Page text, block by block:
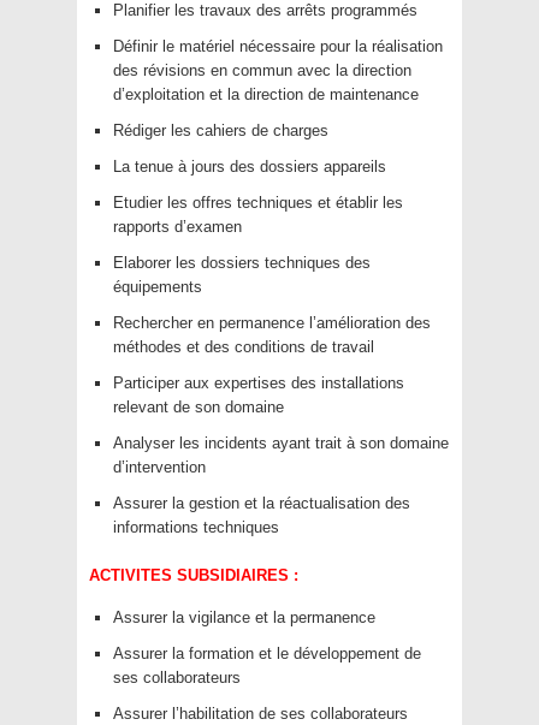
Planifier les travaux des arrêts programmés
Définir le matériel nécessaire pour la réalisation
des révisions en commun avec la direction
d’exploitation et la direction de maintenance
Rédiger les cahiers de charges
La tenue à jours des dossiers appareils
Etudier les offres techniques et établir les
rapports d’examen
Elaborer les dossiers techniques des
équipements
Rechercher en permanence l’amélioration des
méthodes et des conditions de travail
Participer aux expertises des installations
relevant de son domaine
Analyser les incidents ayant trait à son domaine
d’intervention
Assurer la gestion et la réactualisation des
informations techniques
ACTIVITES SUBSIDIAIRES :
Assurer la vigilance et la permanence
Assurer la formation et le développement de
ses collaborateurs
Assurer l’habilitation de ses collaborateurs